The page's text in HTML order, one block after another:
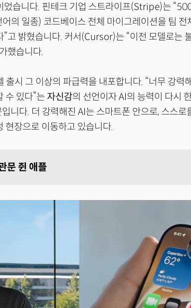
었습니다. 핀테크 기업 스트라이프(Stripe)는
의 일종) 코드베이스 전체 마이그레이션을 팀 전
”고 밝혔습니다. 커서(Cursor)는 “이전 모델로는
했습니다.
출시 그 이상의 파급력을 내포합니다. “너무 강력
수 있다”는 자신감의 선언이자 AI의 능력이 다시
니다. 더 강력해진 AI는 스마트폰 안으로, 스스로
현장으로 이동하고 있습니다.
문 쥔 애플